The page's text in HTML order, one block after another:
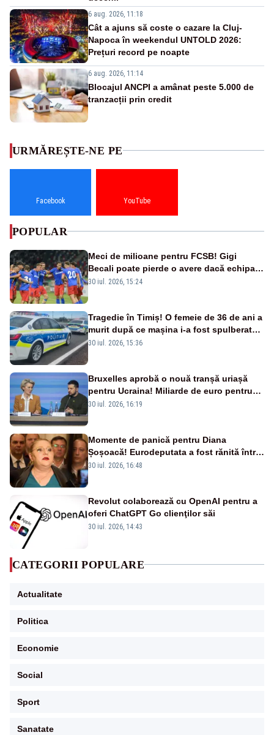
6 aug. 2026, 11:18
Cât a ajuns să coste o cazare la Cluj-
Napoca în weekendul UNTOLD 2026:
Prețuri record pe noapte
6 aug. 2026, 11:14
Blocajul ANCPI a amânat peste 5.000 de
tranzacții prin credit
URMĂREȘTE-NE PE
Facebook YouTube
POPULAR
Meci de milioane pentru FCSB! Gigi
Becali poate pierde o avere dacă echipa
este eliminată de FK Auda
30 iul. 2026, 15:24
Tragedie în Timiș! O femeie de 36 de ani a
murit după ce mașina i-a fost spulberată
de tren
30 iul. 2026, 15:36
Bruxelles aprobă o nouă tranșă uriașă
pentru Ucraina! Miliarde de euro pentru
armament și apărare
30 iul. 2026, 16:19
Momente de panică pentru Diana
Șoșoacă! Eurodeputata a fost rănită într-
un accident rutier
30 iul. 2026, 16:48
Revolut colaborează cu OpenAI pentru a
oferi ChatGPT Go clienţilor săi
30 iul. 2026, 14:43
CATEGORII POPULARE
Actualitate
Politica
Economie
Social
Sport
Sanatate